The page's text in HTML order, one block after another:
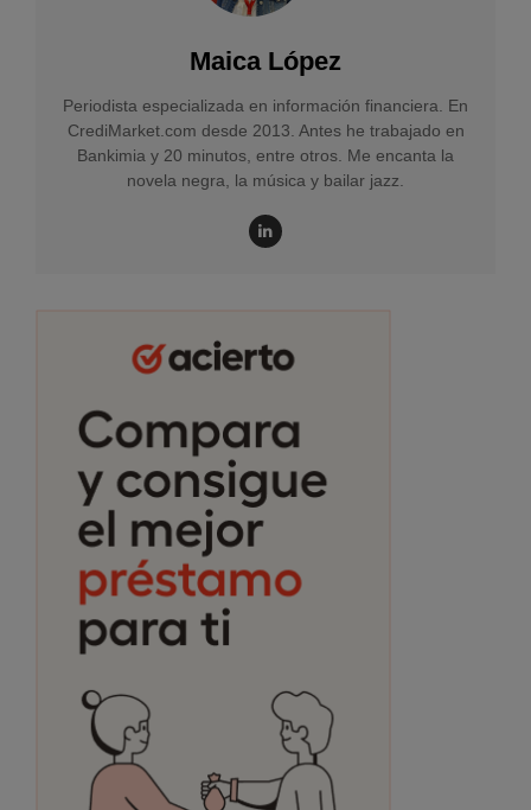
Maica López
Periodista especializada en información financiera. En
CrediMarket.com desde 2013. Antes he trabajado en
Bankimia y 20 minutos, entre otros. Me encanta la
novela negra, la música y bailar jazz.